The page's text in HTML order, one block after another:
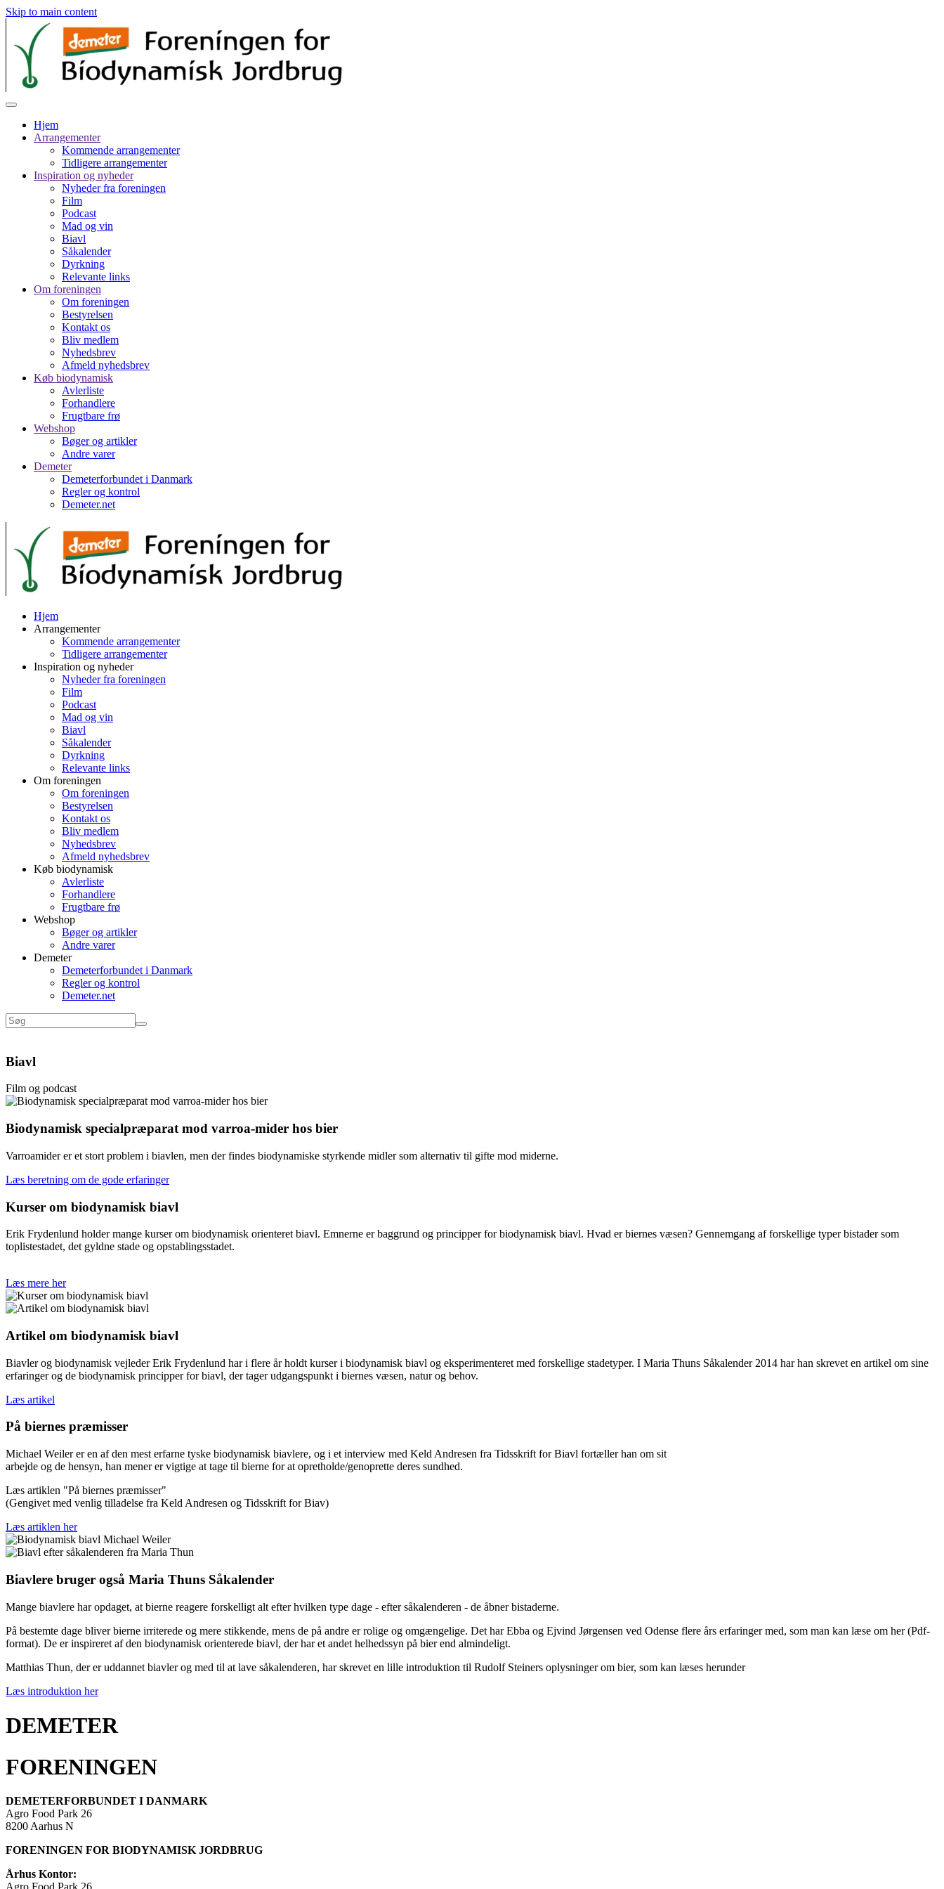
Skip to main content
Hjem
Arrangementer
Kommende arrangementer
Tidligere arrangementer
Inspiration og nyheder
Nyheder fra foreningen
Film
Podcast
Mad og vin
Biavl
Såkalender
Dyrkning
Relevante links
Om foreningen
Om foreningen
Bestyrelsen
Kontakt os
Bliv medlem
Nyhedsbrev
Afmeld nyhedsbrev
Køb biodynamisk
Avlerliste
Forhandlere
Frugtbare frø
Webshop
Bøger og artikler
Andre varer
Demeter
Demeterforbundet i Danmark
Regler og kontrol
Demeter.net
Hjem
Arrangementer
Kommende arrangementer
Tidligere arrangementer
Inspiration og nyheder
Nyheder fra foreningen
Film
Podcast
Mad og vin
Biavl
Såkalender
Dyrkning
Relevante links
Om foreningen
Om foreningen
Bestyrelsen
Kontakt os
Bliv medlem
Nyhedsbrev
Afmeld nyhedsbrev
Køb biodynamisk
Avlerliste
Forhandlere
Frugtbare frø
Webshop
Bøger og artikler
Andre varer
Demeter
Demeterforbundet i Danmark
Regler og kontrol
Demeter.net
Biavl
Film og podcast
Biodynamisk specialpræparat mod varroa-mider hos bier
Varroamider er et stort problem i biavlen, men der findes biodynamiske styrkende midler som alternativ til gifte mod miderne.
Læs beretning om de gode erfaringer
Kurser om biodynamisk biavl
Erik Frydenlund holder mange kurser om biodynamisk orienteret biavl. Emnerne er baggrund og principper for biodynamisk biavl. Hvad er biernes væsen? Gennemgang af forskellige typer bistader som
toplistestadet, det gyldne stade og opstablingsstadet.
Læs mere her
Artikel om biodynamisk biavl
Biavler og biodynamisk vejleder Erik Frydenlund har i flere år holdt kurser i biodynamisk biavl og eksperimenteret med forskellige stadetyper. I Maria Thuns Såkalender 2014 har han skrevet en artikel om sine
erfaringer og de biodynamisk principper for biavl, der tager udgangspunkt i biernes væsen, natur og behov.
Læs artikel
På biernes præmisser
Michael Weiler er en af den mest erfarne tyske biodynamisk biavlere, og i et interview med Keld Andresen fra Tidsskrift for Biavl fortæller han om sit
arbejde og de hensyn, han mener er vigtige at tage til bierne for at opretholde/genoprette deres sundhed.
Læs artiklen "På biernes præmisser"
(Gengivet med venlig tilladelse fra Keld Andresen og Tidsskrift for Biav)
Læs artiklen her
Biavlere bruger også Maria Thuns Såkalender
Mange biavlere har opdaget, at bierne reagere forskelligt alt efter hvilken type dage - efter såkalenderen - de åbner bistaderne.
På bestemte dage bliver bierne irriterede og mere stikkende, mens de på andre er rolige og omgængelige. Det har Ebba og Ejvind Jørgensen ved Odense flere års erfaringer med, som man kan læse om her (Pdf-
format). De er inspireret af den biodynamisk orienterede biavl, der har et andet helhedssyn på bier end almindeligt.
Matthias Thun, der er uddannet biavler og med til at lave såkalenderen, har skrevet en lille introduktion til Rudolf Steiners oplysninger om bier, som kan læses herunder
Læs introduktion her
DEMETER
FORENINGEN
DEMETERFORBUNDET I DANMARK
Agro Food Park 26
8200 Aarhus N
FORENINGEN FOR BIODYNAMISK JORDBRUG
Århus Kontor:
Agro Food Park 26